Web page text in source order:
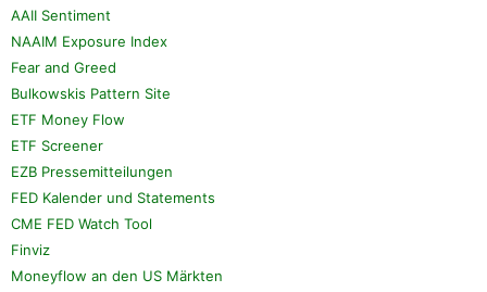
AAII Sentiment
NAAIM Exposure Index
Fear and Greed
Bulkowskis Pattern Site
ETF Money Flow
ETF Screener
EZB Pressemitteilungen
FED Kalender und Statements
CME FED Watch Tool
Finviz
Moneyflow an den US Märkten